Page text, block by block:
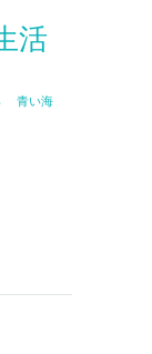
活
青い海